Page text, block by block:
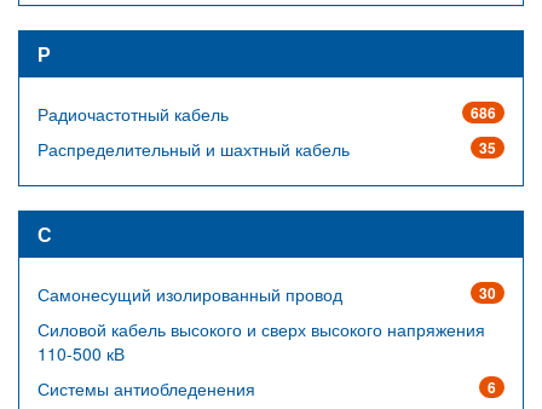
Р
686
Радиочастотный кабель
35
Распределительный и шахтный кабель
С
30
Самонесущий изолированный провод
Силовой кабель высокого и сверх высокого напряжения
110-500 кВ
6
Системы антиобледенения